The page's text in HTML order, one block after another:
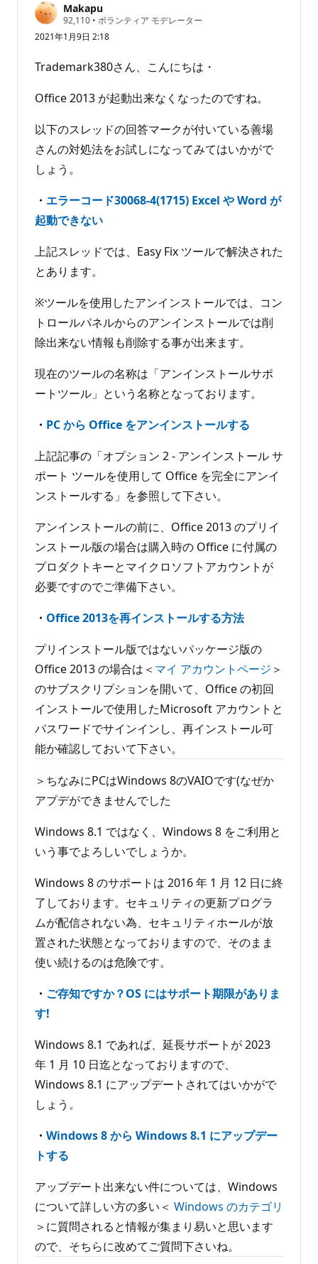
んMakapu
92,110 評
の
イ
ン
• ボランティア モデレーター
2021年1月9日 2:18
Trademark380さん、こんにちは・
Office 2013 が起動出来なくなったのですね。
以下のスレッドの回答マークが付いている善場
さんの対処法をお試しになってみてはいかがで
しょう。
・ エラーコード30068-4(1715) Excel や Word が
起動できない
上記スレッドでは、Easy Fix ツールで解決された
とあります。
※ツールを使用したアンインストールでは、コン
トロールパネルからのアンインストールでは削
除出来ない情報も削除する事が出来ます。
現在のツールの名称は「アンインストールサポ
ートツール」という名称となっております。
・ PC から Office をアンインストールする
上記記事の「オプション 2 - アンインストール サ
ポート ツールを使用して Office を完全にアンイ
ンストールする」を参照して下さい。
アンインストールの前に、Office 2013 のプリイ
ンストール版の場合は購入時の Office に付属の
プロダクトキーとマイクロソフトアカウントが
必要ですのでご準備下さい。
・ Office 2013を再インストールする方法
プリインストール版ではないパッケージ版の
Office 2013 の場合は＜ マイ アカウントページ ＞
のサブスクリプションを開いて、Office の初回
インストールで使用したMicrosoft アカウントと
パスワードでサインインし、再インストール可
能か確認しておいて下さい。
＞ちなみにPCはWindows 8のVAIOです(なぜか
アプデができませんでした
Windows 8.1 ではなく、Windows 8 をご利用と
いう事でよろしいでしょうか。
Windows 8 のサポートは 2016 年 1 月 12 日に終
了しております。セキュリティの更新プログラ
ムが配信されない為、セキュリティホールが放
置された状態となっておりますので、そのまま
使い続けるのは危険です。
・ ご存知ですか？OS にはサポート期限がありま
す!
Windows 8.1 であれば、延長サポートが 2023
年 1 月 10 日迄となっておりますので、
Windows 8.1 にアップデートされてはいかがで
しょう。
・ Windows 8 から Windows 8.1 にアップデー
トする
アップデート出来ない件については、Windows
について詳しい方の多い＜ Windows のカテゴリ
＞に質問されると情報が集まり易いと思います
ので、そちらに改めてご質問下さいね。